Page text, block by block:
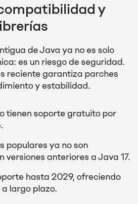
y
de Java ya no es solo
es un riesgo de seguridad.
reciente garantiza parches
y estabilidad.
tienen soporte gratuito por
populares ya no son
versiones anteriores a Java 17.
hasta 2029, ofreciendo
largo plazo.